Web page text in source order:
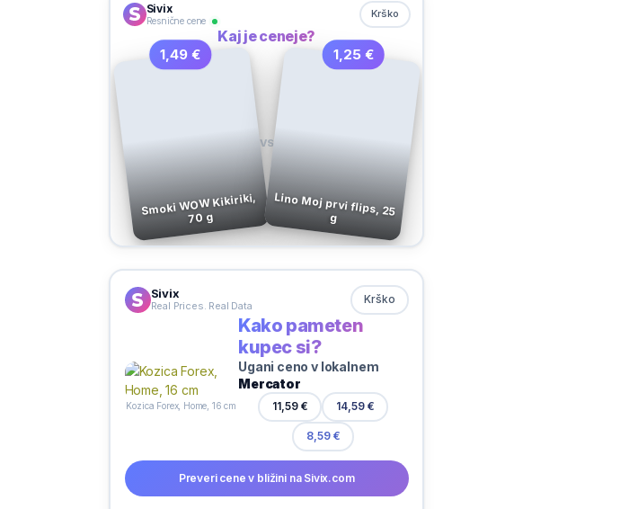
Sivix
Resnične cene
Krško
Kaj je ceneje?
1,49 €
Smoki WOW Kikiriki,
70 g
VS
1,25 €
Lino Moj prvi flips, 25
g
Sivix
Real Prices. Real Data Krško
Kozica Forex, Home, 16 cm
Kako pameten
kupec si?
Ugani ceno v lokalnem
Mercator
11,59 € 14,59 €
8,59 €
Preveri cene v bližini na Sivix.com